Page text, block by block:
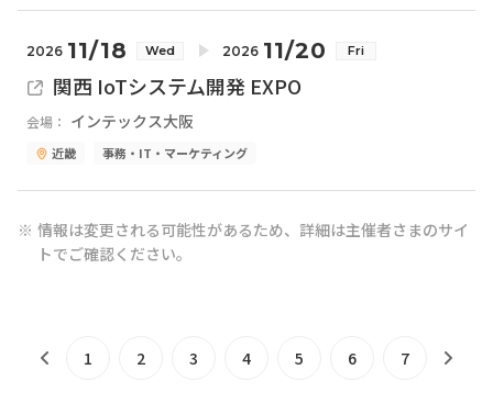
2026 11/18 Wed 2026 11/20 Fri
関西 IoTシステム開発 EXPO
会場： インテックス大阪
近畿 事務・IT・マーケティング
情報は変更される可能性があるため、詳細は主催者さまのサイ
トでご確認ください。
1 2 3 4 5 6 7